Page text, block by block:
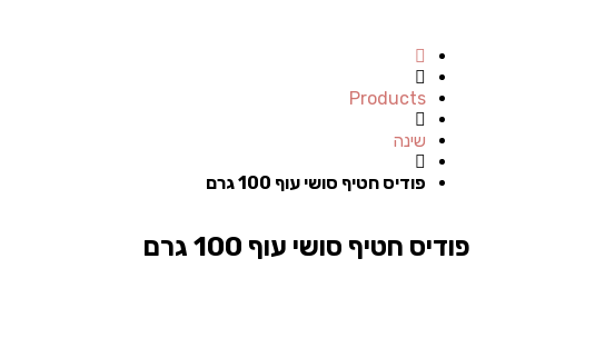
Products
שינה
פודיס חטיף סושי עוף 100 גרם
פודיס חטיף סושי עוף 100 גרם